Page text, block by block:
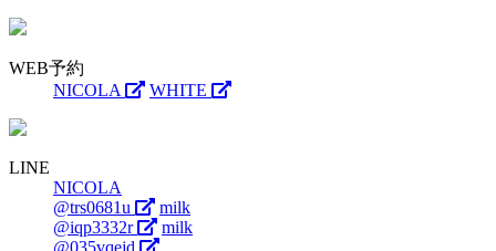
WEB予約
NICOLA
WHITE
LINE
NICOLA
@trs0681u
milk
@iqp3332r
milk
@035vqejd